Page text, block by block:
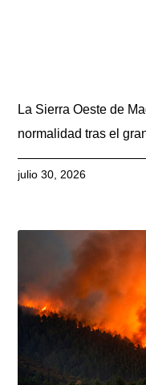
La Sierra Oeste de
normalidad tras el
julio 30, 2026